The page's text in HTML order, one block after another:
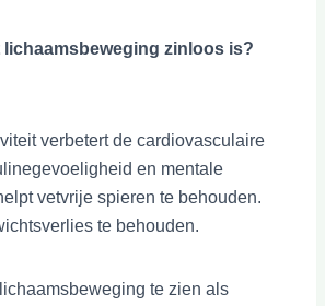
lichaamsbeweging zinloos is?
verbetert de cardiovasculaire
en mentale
vetvrije spieren te behouden.
te behouden.
te zien als